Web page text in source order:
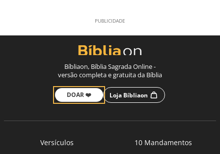
Bíbliaon, Bíblia Sagrada Online -
versão completa e gratuita da Bíblia
DOAR ❤️ Loja Bíbliaon
Versículos
10 Mandamentos